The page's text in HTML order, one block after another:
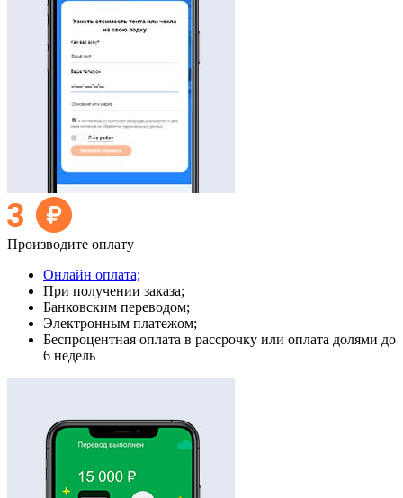
Производите оплату
Онлайн оплата;
При получении заказа;
Банковским переводом;
Электронным платежом;
Беспроцентная оплата в рассрочку или оплата долями до
6 недель